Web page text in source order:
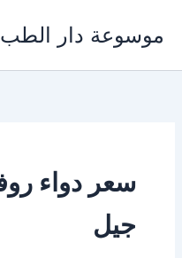
المحتوى
موسوعة دار الطب
جيل